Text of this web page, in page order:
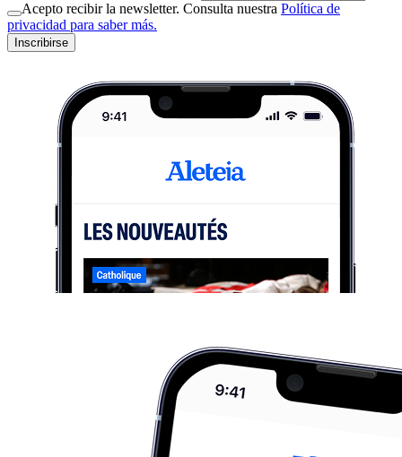
Acepto recibir la newsletter. Consulta nuestra Política de
privacidad para saber más.
Inscribirse